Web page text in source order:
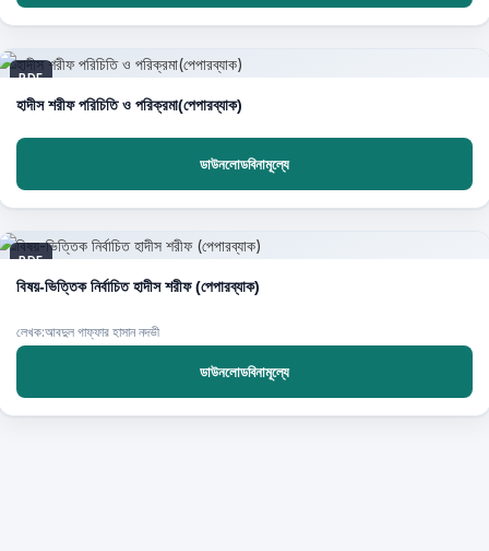
PDF
হাদীস শরীফ পরিচিতি ও পরিক্রমা(পেপারব্যাক)
ডাউনলোডবিনামূল্যে
PDF
বিষয়-ভিত্তিক নির্বাচিত হাদীস শরীফ (পেপারব্যাক)
লেখক:আবদুল গাফ্ফার হাসান নদভী
ডাউনলোডবিনামূল্যে